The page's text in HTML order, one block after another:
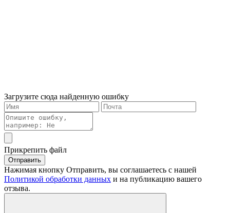
Загрузите сюда найденную ошибку
Прикрепить файл
Отправить
Нажимая кнопку Отправить, вы соглашаетесь с нашей
Политикой обработки данных и на публикацию вашего
отзыва.